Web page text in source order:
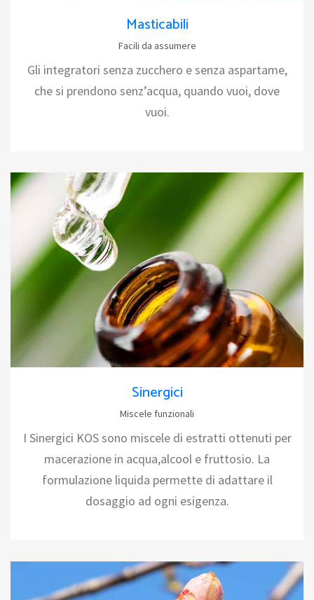
Masticabili
Facili da assumere
Gli integratori senza zucchero e senza aspartame,
che si prendono senz’acqua, quando vuoi, dove
vuoi.
Sinergici
Miscele funzionali
I Sinergici KOS sono miscele di estratti ottenuti per
macerazione in acqua,alcool e fruttosio. La
formulazione liquida permette di adattare il
dosaggio ad ogni esigenza.